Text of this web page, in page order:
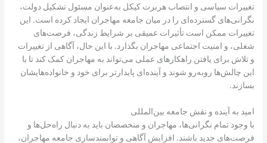
تغییرات سیاسی و انتصاب هربرت کیکل به‌عنوان مسئول تشکیل دولت،
نگرانی‌های گسترده‌ای را در میان جامعه مهاجران ایجاد کرده است. این
تغییرات ممکن است تأثیرات عمیقی بر شرایط زندگی، فرصت‌های
شغلی، و امنیت اجتماعی مهاجران بگذارد. با این حال، آگاهی از تغییرات
و تلاش برای یافتن راهکارهای عملی می‌تواند به مهاجران کمک کند تا با
این چالش‌ها روبه‌رو شوند و آینده‌ای پایدارتر برای خود و خانواده‌هایشان
بسازند.
امید به آینده و نقش جامعه بین‌المللی
با وجود تمام نگرانی‌ها، مهاجران و متخصصان باید به دنبال راه‌حل‌ها و
فرصت‌های جدید باشند. افزایش آگاهی و توانمندسازی جامعه مهاجران،